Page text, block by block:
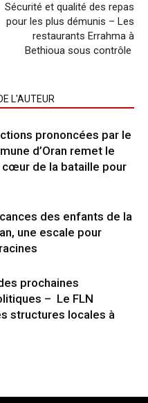
Sécurité et qualité des repas
pour les plus démunis – Les
restaurants Errahma à
Bethioua sous contrôle
L'AUTEUR
prononcées par le
d’Oran remet le
cœur de la bataille pour
des enfants de la
une escale pour
prochaines
– Le FLN
structures locales à